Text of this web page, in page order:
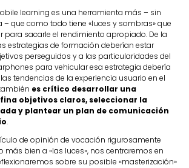
learning es una herramienta más – sin
que como todo tiene «luces y sombras» que
para sacarle el rendimiento apropiado. De la
estrategias de formación deberían estar
perseguidos y a las particularidades del
para vehicular esa estrategia debería
tendencias de la experiencia usuario en el
es crítico desarrollar una
objetivos claros, seleccionar la
y plantear un plan de comunicación
.
de opinión de vocación rigurosamente
más bien a «las luces», nos centraremos en
sobre su posible «masterización»